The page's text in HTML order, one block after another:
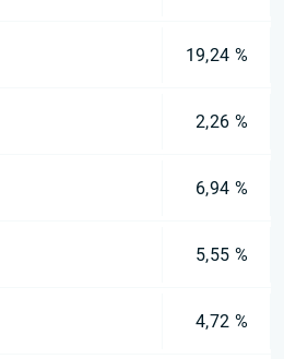
19,24 %
2,26 %
6,94 %
5,55 %
4,72 %